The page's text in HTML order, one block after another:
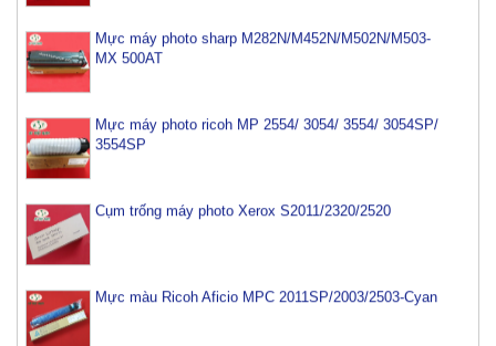
MX 500AT
3554SP